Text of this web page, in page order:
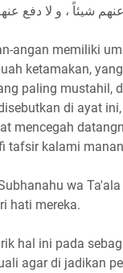
angan memiliki
ketamakan,
paling mustahil,
di ayat
mencegah
tafsir kalami
wa
hati mereka.
hal ini pada
agar di jadikan